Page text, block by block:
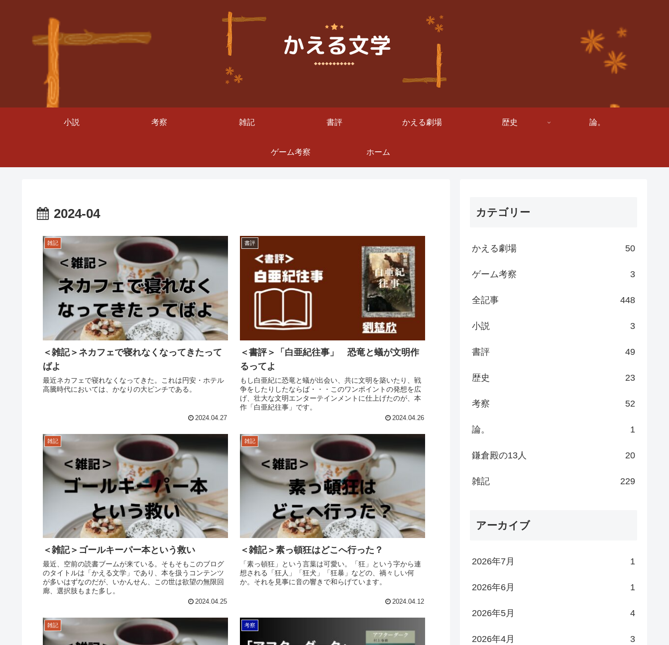
小説 考察 雑記 書評 かえる劇場 歴史 論。
ゲーム考察 ホーム
2024-04
雑記
＜雑記＞ネカフェで寝れなくなってきたって
ばよ
最近ネカフェで寝れなくなってきた。これは円安・ホテル
高騰時代においては、かなりの大ピンチである。
2024.04.27
書評
＜書評＞「白亜紀往事」 恐竜と蟻が文明作
るってよ
もし白亜紀に恐竜と蟻が出会い、共に文明を築いたり、戦
争をしたりしたならば・・・このワンポイントの発想を広
げ、壮大な文明エンターテインメントに仕上げたのが、本
作「白亜紀往事」です。
2024.04.26
雑記
＜雑記＞ゴールキーパー本という救い
最近、空前の読書ブームが来ている。そもそもこのブログ
のタイトルは「かえる文学」であり、本を扱うコンテンツ
が多いはずなのだが、いかんせん、この世は欲望の無限回
廊、選択肢もまた多し。
2024.04.25
雑記
＜雑記＞素っ頓狂はどこへ行った？
「素っ頓狂」という言葉は可愛い。「狂」という字から連
想される「狂人」「狂犬」「狂暴」などの、禍々しい何
か。それを見事に音の響きで和らげています。
2024.04.12
雑記 考察
カテゴリー
かえる劇場 50
ゲーム考察 3
全記事 448
小説 3
書評 49
歴史 23
考察 52
論。 1
鎌倉殿の13人 20
雑記 229
アーカイブ
2026年7月 1
2026年6月 1
2026年5月 4
2026年4月 3